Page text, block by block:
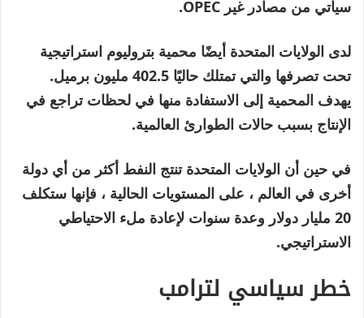
سيأتي من مصادر غير OPEC.
لدى الولايات المتحدة أيضًا محمية بتروليوم استراتيجية
تحت تصرفها والتي تمتلك حاليًا 402.5 مليون برميل.
يهدف المحمية إلى الاستفادة منها في لحظات تراجع في
الإنتاج بسبب حالات الطوارئ العالمية.
في حين أن الولايات المتحدة تنتج النفط أكثر من أي دولة
أخرى في العالم ، على المستويات الحالية ، فإنها ستكلف
20 مليار دولار وعدة سنوات لإعادة ملء الاحتياطي
الاستراتيجي.
خطر سياسي لترامب